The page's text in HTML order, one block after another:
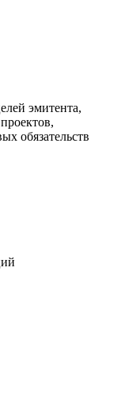
эмитента,
обязательств